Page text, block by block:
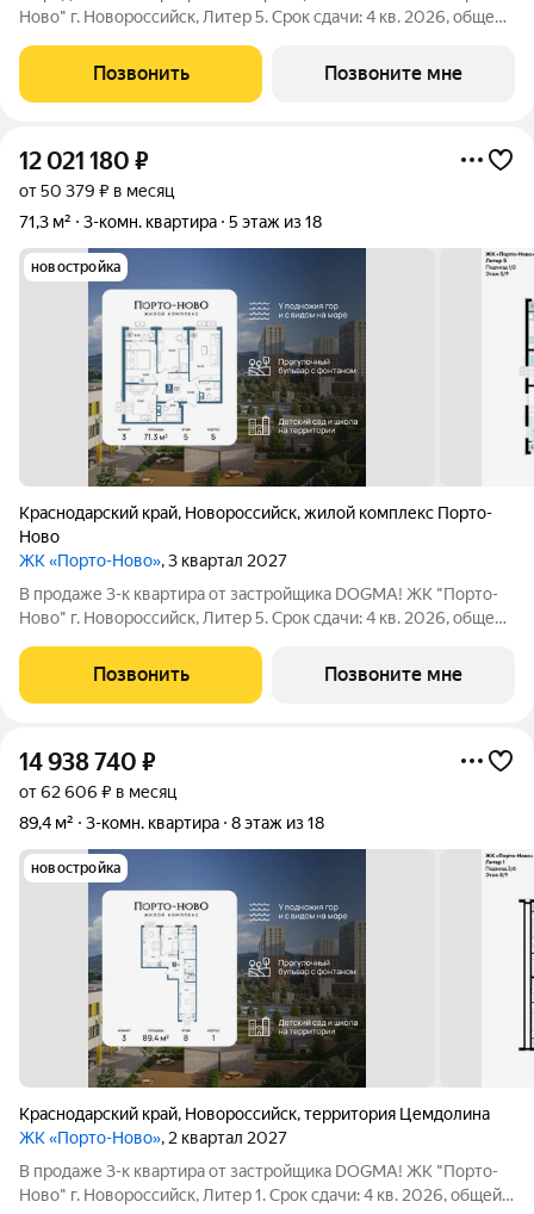
Ново" г. Новороссийск, Литер 5. Срок сдачи: 4 кв. 2026, общей
для комфортной жизни. Место, где шум Чёрного моря
становится саундтреком
Позвонить Позвоните мне
12 021 180 ₽
от 50 379 ₽ в месяц
71,3 м²
3-комн. квартира 5 этаж из 18
новостройка
Краснодарский край, Новороссийск,жилой комплекс Порто-
Ново
ЖК «Порто-Ново», 3 квартал 2027
В продаже 3-к квартира от застройщика DOGMA! ЖК "Порто-
Ново" г. Новороссийск, Литер 5. Срок сдачи: 4 кв. 2026, общей
для комфортной жизни. Место, где шум Чёрного моря
становится саундтреком
Позвонить Позвоните мне
14 938 740 ₽
от 62 606 ₽ в месяц
89,4 м²
3-комн. квартира 8 этаж из 18
новостройка
Краснодарский край, Новороссийск,территория Цемдолина
ЖК «Порто-Ново», 2 квартал 2027
В продаже 3-к квартира от застройщика DOGMA! ЖК "Порто-
Ново" г. Новороссийск, Литер 1. Срок сдачи: 4 кв. 2026, общей